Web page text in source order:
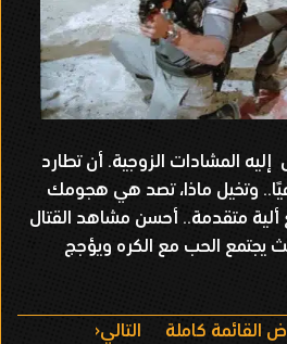
المشادات الزوجية. أن تطارد
وتخيل ماذا، تصد هي هجومك
ألية متقدمة.. أحسن مشاهد القتال
يجتمع الحب مع الكره ويؤجج
القائمة كاملة التالي